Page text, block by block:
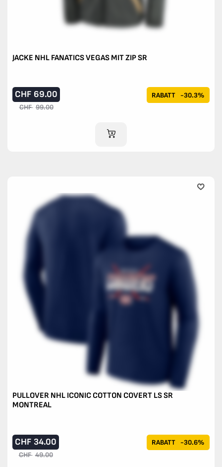
JACKE NHL FANATICS VEGAS MIT ZIP SR
RABATT -30.3%
CHF 69.00
CHF 99.00
IM WARENKORB
PULLOVER NHL ICONIC COTTON COVERT LS SR
MONTREAL
RABATT -30.6%
CHF 34.00
CHF 49.00